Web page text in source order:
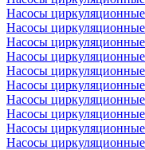
Насосы
Насосы
Насосы
Насосы
Насосы
Насосы
Насосы
Насосы
Насосы
Насосы